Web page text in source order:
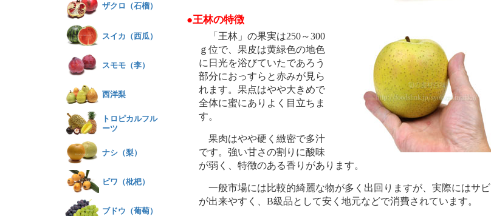
●王林の特徴
「王林」の果実は250～300
ｇ位で、果皮は黄緑色の地色
に日光を浴びていたであろう
部分におっすらと赤みが見ら
れます。果点はやや大きめで
全体に蜜にありよく目立ちま
す。
果肉はやや硬く緻密で多汁
です。強い甘さの割りに酸味
が弱く、特徴のある香りがあります。
一般市場には比較的綺麗な物が多く出回りますが、実際にはサビ
が出来やすく、B級品として安く地元などで消費されています。
ザクロ（石榴）
スイカ（西瓜）
スモモ（李）
西洋梨
トロピカルフル
ーツ
ナシ（梨）
ビワ（枇杷）
ブドウ（葡萄）